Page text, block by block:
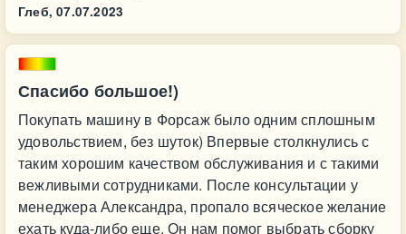
Глеб, 07.07.2023
Спасибо большое!)
Покупать машину в Форсаж было одним сплошным
удовольствием, без шуток) Впервые столкнулись с
таким хорошим качеством обслуживания и с такими
вежливыми сотрудниками. После консультации у
менеджера Александра, пропало всяческое желание
ехать куда-либо еще. Он нам помог выбрать сборку